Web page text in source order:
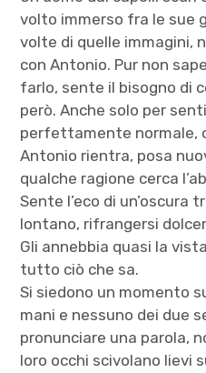
volto immerso fra le sue
volte di quelle immagini,
con Antonio. Pur non
farlo, sente il bisogno di
però. Anche solo per
perfettamente normale,
Antonio rientra, posa
qualche ragione cerca
Sente l’eco di un’oscura
lontano, rifrangersi
Gli annebbia quasi la
tutto ciò che sa.
Si siedono un momento
mani e nessuno dei due
pronunciare una parola,
loro occhi scivolano lievi